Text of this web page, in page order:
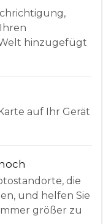
hinzugefügt
auf Ihr Gerät
die
und helfen Sie
größer zu